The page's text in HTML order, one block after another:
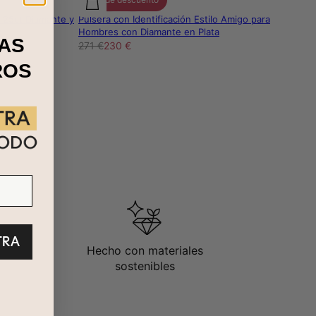
Diamante y Pulsera con Identificación Estilo Amigo para
Hombres con Diamante en Plata
271 €230 €
Hecho con materiales
sostenibles